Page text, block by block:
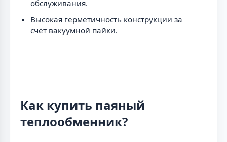
обслуживания.
Высокая герметичность конструкции за
счёт вакуумной пайки.
Как купить паяный
теплообменник?